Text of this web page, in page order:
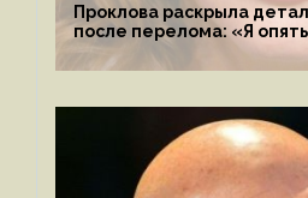
Проклова раскрыла
после перелома: «Я